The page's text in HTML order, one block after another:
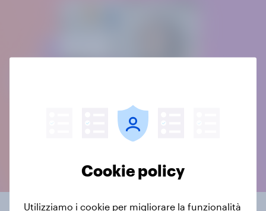
Cookie policy
Utilizziamo i cookie per migliorare la funzionalità